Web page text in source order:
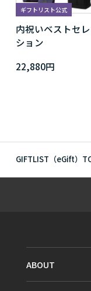
ギフトリスト公式
内祝いベストセ
ション
22,880円
GIFTLIST（eGift）
ABOUT